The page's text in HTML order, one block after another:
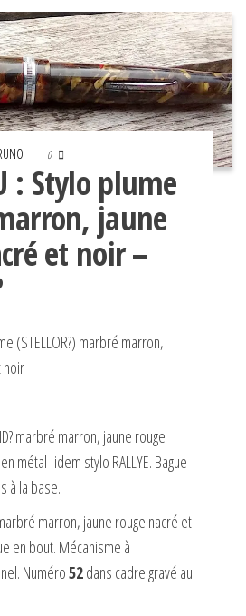
0
: Stylo plume
jaune
et noir –
(STELLOR?) marbré marron,
noir
marbré marron, jaune rouge
métal idem stylo RALLYE. Bague
à la base.
marron, jaune rouge nacré et
en bout. Mécanisme à
Numéro52dans cadre gravé au